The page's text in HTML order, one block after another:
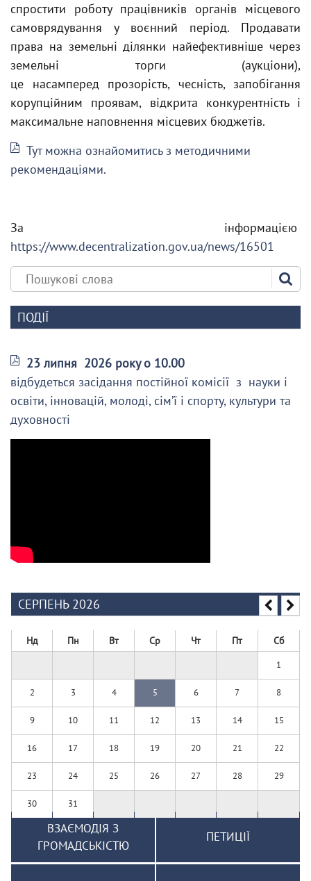
спростити роботу працівників органів місцевого
самоврядування у воєнний період. Продавати
права на земельні ділянки найефективніше через
земельні торги (аукціони),
це насамперед прозорість, чесність, запобігання
корупційним проявам, відкрита конкурентність і
максимальне наповнення місцевих бюджетів.
Тут можна ознайомитись з методичними
рекомендаціями.
За інформацією
https://www.decentralization.gov.ua/news/16501
ПОДІЇ
23 липня 2026 року о 10.00
відбудеться засідання постійної комісії з науки і
освіти, інновацій, молоді, сім’ї і спорту, культури та
духовності
СЕРПЕНЬ 2026
Нд Пн Вт Ср Чт Пт Сб
1
2 3 4 5 6 7 8
9 10 11 12 13 14 15
16 17 18 19 20 21 22
23 24 25 26 27 28 29
30 31
ВЗАЄМОДІЯ З
ГРОМАДСЬКІСТЮ
ПЕТИЦІЇ